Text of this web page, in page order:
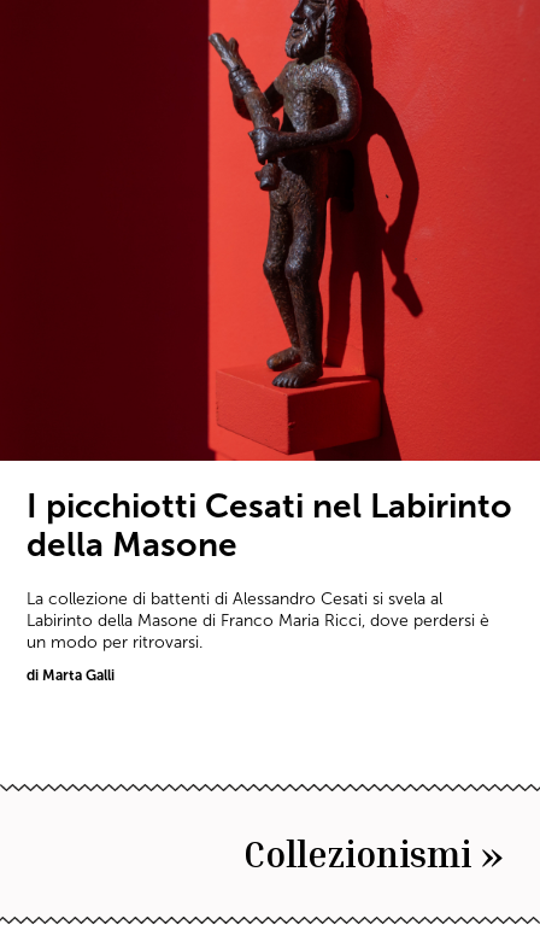
I picchiotti Cesati nel Labirinto
della Masone
La collezione di battenti di Alessandro Cesati si svela al
Labirinto della Masone di Franco Maria Ricci, dove perdersi è
un modo per ritrovarsi.
di Marta Galli
Collezionismi »